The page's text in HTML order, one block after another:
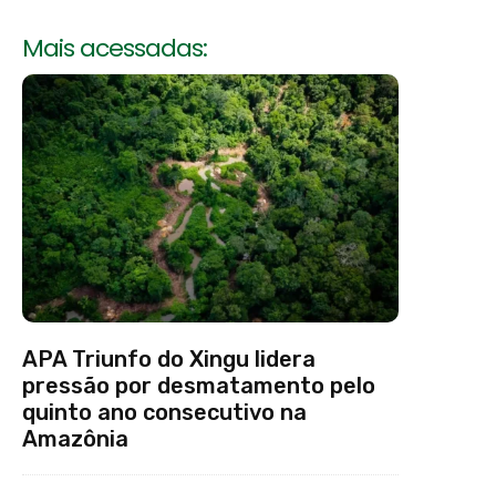
Mais acessadas:
APA Triunfo do Xingu lidera
pressão por desmatamento pelo
quinto ano consecutivo na
Amazônia